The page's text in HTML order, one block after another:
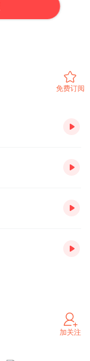
免费订阅
加关注